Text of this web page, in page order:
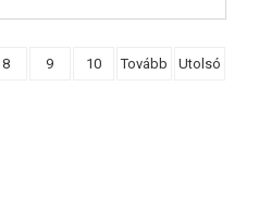
VÁLASSZON MÉRETET
8 9 10 Tovább Utolsó